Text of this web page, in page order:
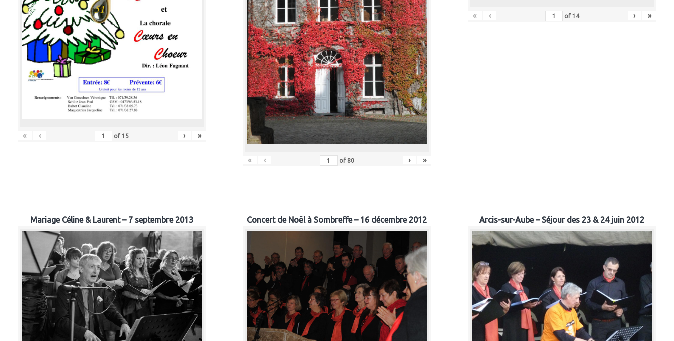
« ‹ of 15 › »
« ‹ of 80 › »
« ‹ of 14 › »
Mariage Céline & Laurent – 7 septembre 2013 Concert de Noël à Sombreffe – 16 décembre 2012 Arcis-sur-Aube – Séjour des 23 & 24 juin 2012